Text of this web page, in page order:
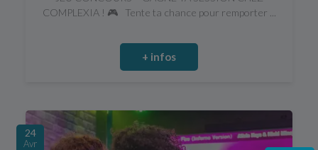
COMPLEXIA ! 🎮 Tente ta chance pour remporter ...
+ infos
24
Avr